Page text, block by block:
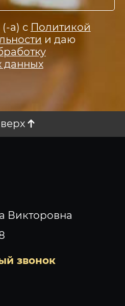
а) с Политикой
и даю
данных
Викторовна
звонок